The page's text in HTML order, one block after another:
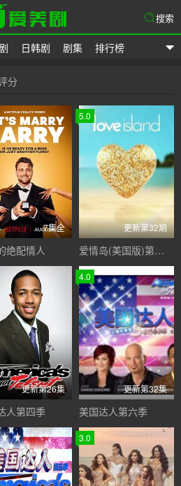
爱美剧
日韩剧 剧集 排行榜
搜索
分
7集全
绝配情人
5.0
更新第32期
爱情岛(美国版)第八季
更新第26集
人第四季
4.0
更新第32集
美国达人第六季
3.0